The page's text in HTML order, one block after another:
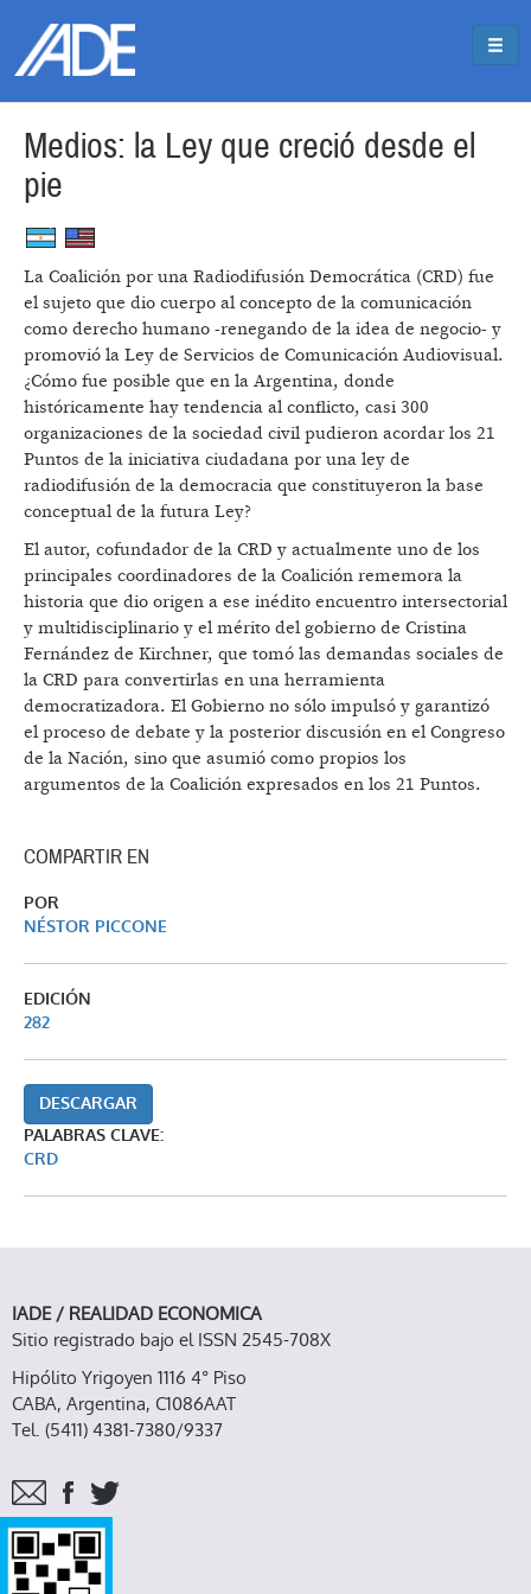
Medios: la Ley que creció desde el
pie
La Coalición por una Radiodifusión Democrática (CRD) fue
el sujeto que dio cuerpo al concepto de la comunicación
como derecho humano -renegando de la idea de negocio- y
promovió la Ley de Servicios de Comunicación Audiovisual.
¿Cómo fue posible que en la Argentina, donde
históricamente hay tendencia al conflicto, casi 300
organizaciones de la sociedad civil pudieron acordar los 21
Puntos de la iniciativa ciudadana por una ley de
radiodifusión de la democracia que constituyeron la base
conceptual de la futura Ley?
El autor, cofundador de la CRD y actualmente uno de los
principales coordinadores de la Coalición rememora la
historia que dio origen a ese inédito encuentro intersectorial
y multidisciplinario y el mérito del gobierno de Cristina
Fernández de Kirchner, que tomó las demandas sociales de
la CRD para convertirlas en una herramienta
democratizadora. El Gobierno no sólo impulsó y garantizó
el proceso de debate y la posterior discusión en el Congreso
de la Nación, sino que asumió como propios los
argumentos de la Coalición expresados en los 21 Puntos.
COMPARTIR EN
POR
NÉSTOR PICCONE
EDICIÓN
282
DESCARGAR
PALABRAS CLAVE:
CRD
IADE / REALIDAD ECONOMICA
Sitio registrado bajo el ISSN 2545-708X
Hipólito Yrigoyen 1116 4° Piso
CABA, Argentina, C1086AAT
Tel. (5411) 4381-7380/9337